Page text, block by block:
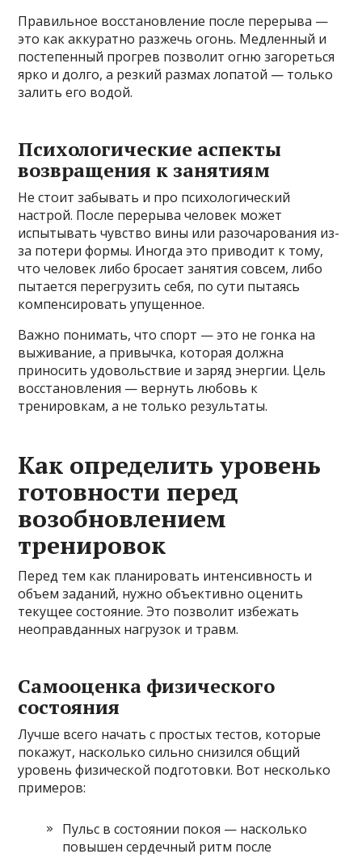
Правильное восстановление после перерыва —
это как аккуратно разжечь огонь. Медленный и
постепенный прогрев позволит огню загореться
ярко и долго, а резкий размах лопатой — только
залить его водой.
Психологические аспекты
возвращения к занятиям
Не стоит забывать и про психологический
настрой. После перерыва человек может
испытывать чувство вины или разочарования из-
за потери формы. Иногда это приводит к тому,
что человек либо бросает занятия совсем, либо
пытается перегрузить себя, по сути пытаясь
компенсировать упущенное.
Важно понимать, что спорт — это не гонка на
выживание, а привычка, которая должна
приносить удовольствие и заряд энергии. Цель
восстановления — вернуть любовь к
тренировкам, а не только результаты.
Как определить уровень
готовности перед
возобновлением
тренировок
Перед тем как планировать интенсивность и
объем заданий, нужно объективно оценить
текущее состояние. Это позволит избежать
неоправданных нагрузок и травм.
Самооценка физического
состояния
Лучше всего начать с простых тестов, которые
покажут, насколько сильно снизился общий
уровень физической подготовки. Вот несколько
примеров:
Пульс в состоянии покоя — насколько
повышен сердечный ритм после